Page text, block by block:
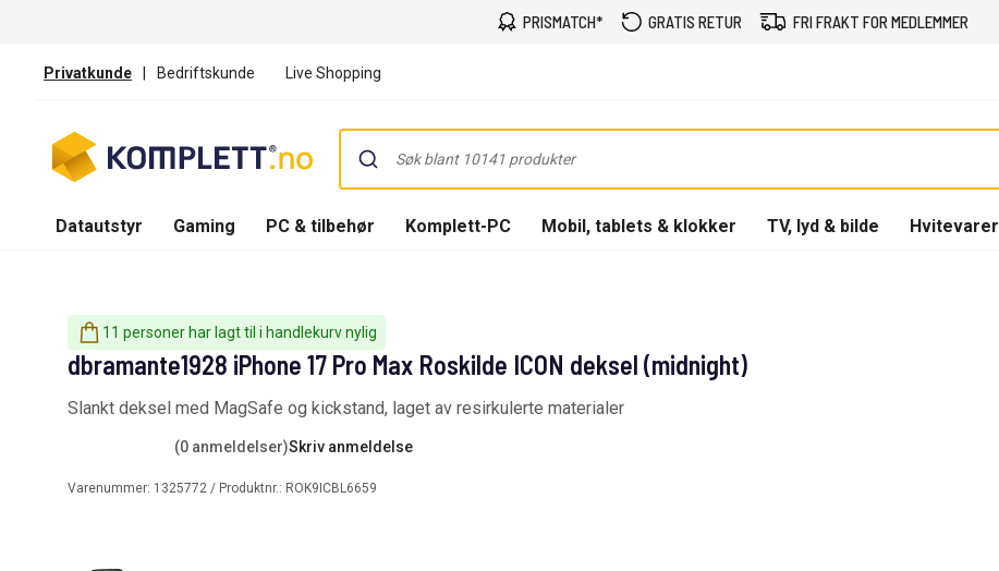
PRISMATCH* GRATIS RETUR FRI FRAKT FOR MEDLEMMER
Privatkunde | Bedriftskunde Live Shopping
Datautstyr Gaming PC & tilbehør Komplett-PC Mobil, tablets & klokker TV, lyd & bilde Hvitevarer
11 personer har lagt til i handlekurv nylig
dbramante1928 iPhone 17 Pro Max Roskilde ICON deksel (midnight)
Slankt deksel med MagSafe og kickstand, laget av resirkulerte materialer
(0 anmeldelser)Skriv anmeldelse
Varenummer: 1325772 / Produktnr.: ROK9ICBL6659